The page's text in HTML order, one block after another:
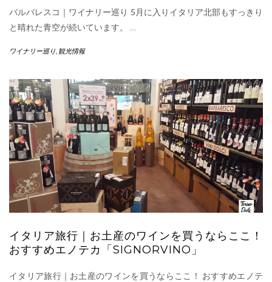
バルバレスコ｜ワイナリー巡り 5月に入りイタリア北部もすっきり
と晴れた青空が続いています。 …
ワイナリー巡り 観光情報
イタリア旅行｜お土産のワインを買うならここ！
おすすめエノテカ「SIGNORVINO」
イタリア旅行｜お土産のワインを買うならここ！ おすすめエノテ